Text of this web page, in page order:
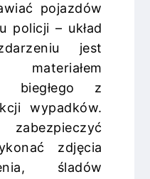
pojazdów
policji – układ
jest
biegłego z
wypadków.
zdjęcia
śladów